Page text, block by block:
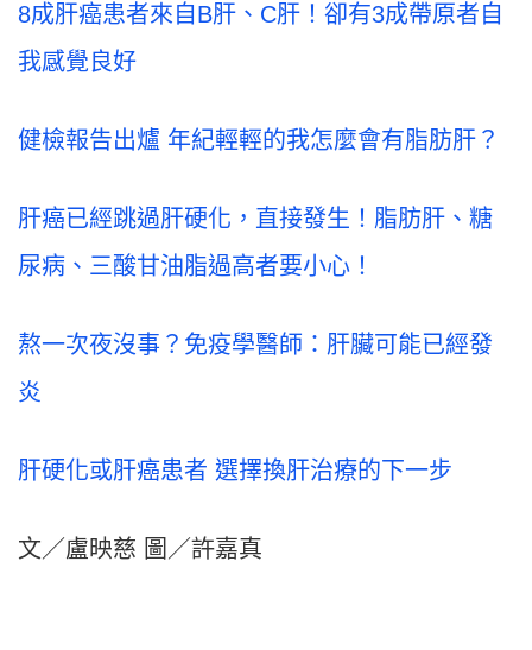
8成肝癌患者來自B肝、C肝！卻有3成帶原者自
我感覺良好
健檢報告出爐 年紀輕輕的我怎麼會有脂肪肝？
肝癌已經跳過肝硬化，直接發生！脂肪肝、糖
尿病、三酸甘油脂過高者要小心！
熬一次夜沒事？免疫學醫師：肝臟可能已經發
炎
肝硬化或肝癌患者 選擇換肝治療的下一步
文／盧映慈 圖／許嘉真